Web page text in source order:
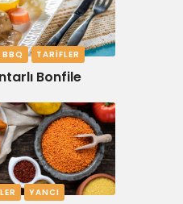
TARIFLER
Bonfile
YANCI